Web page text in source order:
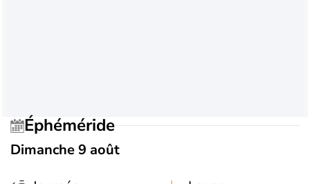
Éphéméride
Dimanche 9 août